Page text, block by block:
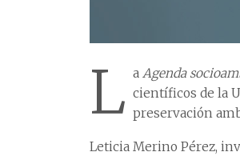
L a Agenda
científicos de la
preservación
Leticia Merino Pérez,